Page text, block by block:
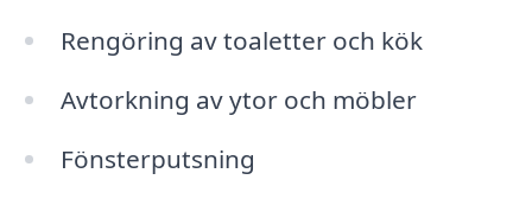
Rengöring av toaletter och kök
Avtorkning av ytor och möbler
Fönsterputsning